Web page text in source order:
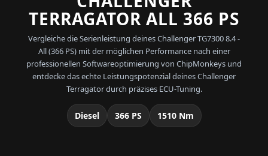
TERRAGATOR ALL 366 PS
Vergleiche die Serienleistung deines Challenger TG7300 8.4 -
All (366 PS) mit der möglichen Performance nach einer
professionellen Softwareoptimierung von ChipMonkeys und
entdecke das echte Leistungspotenzial deines Challenger
Terragator durch präzises ECU-Tuning.
Diesel 366 PS 1510 Nm